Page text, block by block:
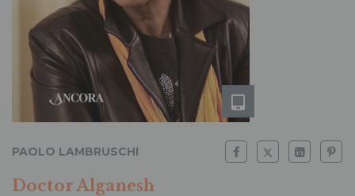
PAOLO LAMBRUSCHI
Doctor Alganesh